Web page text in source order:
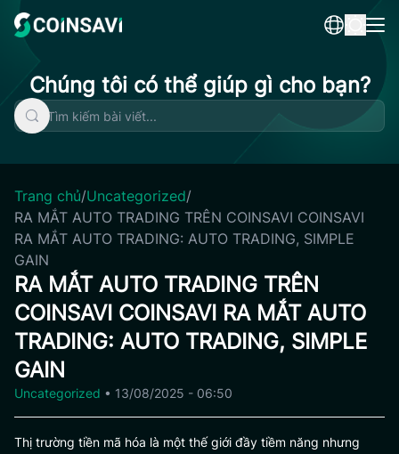
content
Chúng tôi có thể giúp gì cho bạn?
Trang chủ/Uncategorized/
RA MẮT AUTO TRADING TRÊN COINSAVI COINSAVI
RA MẮT AUTO TRADING: AUTO TRADING, SIMPLE
GAIN
RA MẮT AUTO TRADING TRÊN
COINSAVI COINSAVI RA MẮT AUTO
TRADING: AUTO TRADING, SIMPLE
GAIN
Uncategorized • 13/08/2025 - 06:50
Thị trường tiền mã hóa là một thế giới đầy tiềm năng nhưng